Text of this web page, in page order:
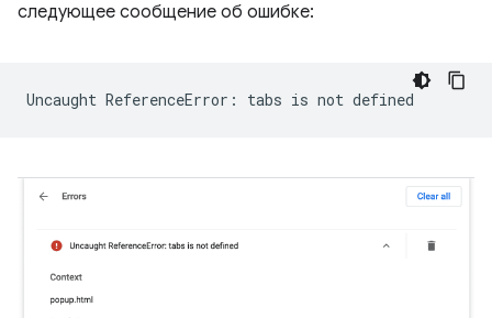
следующее сообщение об ошибке: